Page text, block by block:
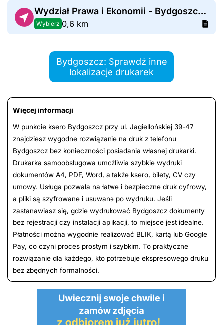
Wydział Prawa i Ekonomii - Bydgoszcz Plac Weyssenhoffa 11
Wybierz 0,6 km
Bydgoszcz: Sprawdź inne
lokalizacje drukarek
Więcej informacji
W punkcie ksero Bydgoszcz przy ul. Jagiellońskiej 39-47
znajdziesz wygodne rozwiązanie na druk z telefonu
Bydgoszcz bez konieczności posiadania własnej drukarki.
Drukarka samoobsługowa umożliwia szybkie wydruki
dokumentów A4, PDF, Word, a także ksero, bilety, CV czy
umowy. Usługa pozwala na łatwe i bezpieczne druk cyfrowy,
a pliki są szyfrowane i usuwane po wydruku. Jeśli
zastanawiasz się, gdzie wydrukować Bydgoszcz dokumenty
bez rejestracji czy instalacji aplikacji, to miejsce jest idealne.
Płatności można wygodnie realizować BLIK, kartą lub Google
Pay, co czyni proces prostym i szybkim. To praktyczne
rozwiązanie dla każdego, kto potrzebuje ekspresowego druku
bez zbędnych formalności.